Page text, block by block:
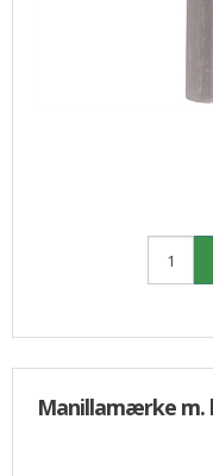
Manillamærke m.